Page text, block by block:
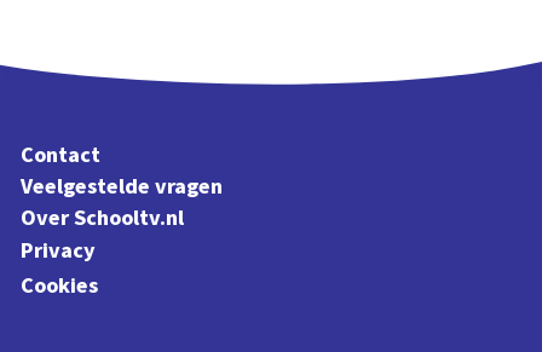
Contact
Veelgestelde vragen
Over Schooltv.nl
Privacy
Cookies